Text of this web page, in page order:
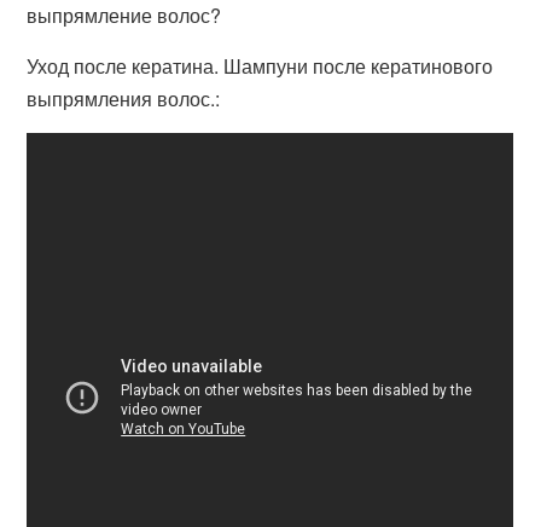
выпрямление волос?
Уход после кератина. Шампуни после кератинового
выпрямления волос.: